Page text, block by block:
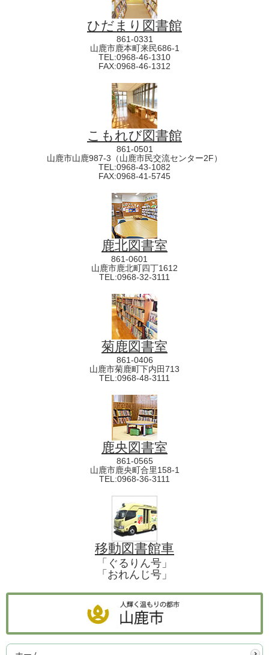
ひだまり図書館
861-0331
山鹿市鹿本町来民686-1
TEL:0968-46-1310
FAX:0968-46-1312
こもれび図書館
861-0501
山鹿市山鹿987-3（山鹿市民交流センター2F）
TEL:0968-43-1082
FAX:0968-41-5745
鹿北図書室
861-0601
山鹿市鹿北町四丁1612
TEL:0968-32-3111
菊鹿図書室
861-0406
山鹿市菊鹿町下内田713
TEL:0968-48-3111
鹿央図書室
861-0565
山鹿市鹿央町合里158-1
TEL:0968-36-3111
移動図書館車
「ぐるりん号」
「おれんじ号」